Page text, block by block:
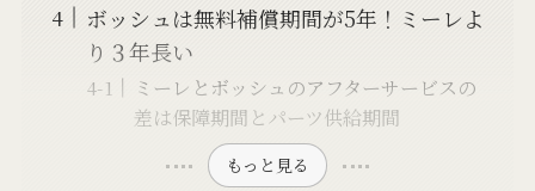
ボッシュは無料補償期間が5年！ミーレよ
り３年長い
ミーレとボッシュのアフターサービスの
差は保障期間とパーツ供給期間
もっと見る